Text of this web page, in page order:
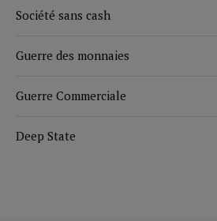
Société sans cash
Guerre des monnaies
Guerre Commerciale
Deep State